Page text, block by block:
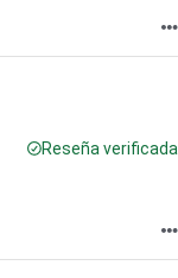
Reseña verificada